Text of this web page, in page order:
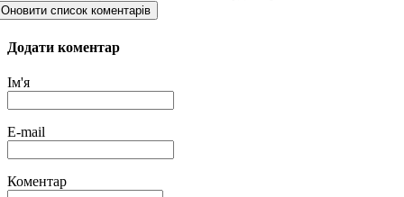
Оновити список коментарів
Додати коментар
Ім'я
E-mail
Коментар